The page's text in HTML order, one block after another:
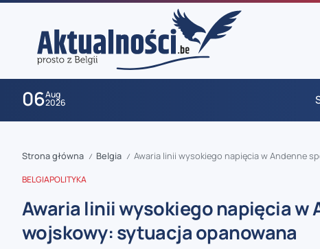
06Aug
2026
Strona główna / Belgia / Awaria linii wysokiego napięcia w Andenne
BELGIAPOLITYKA
Awaria linii wysokiego napięcia w
wojskowy: sytuacja opanowana